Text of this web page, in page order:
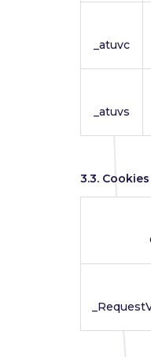
_atuvc
_atuvs
3.3.